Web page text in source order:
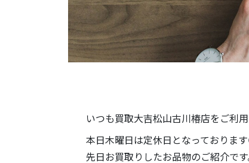
いつも買取大吉松山古川椿店をご利
本日木曜日は定休日となっておりま
先日お買取りしたお品物のご紹介です